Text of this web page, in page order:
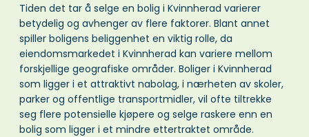
Tiden det tar å selge en bolig i Kvinnherad varierer
betydelig og avhenger av flere faktorer. Blant annet
spiller boligens beliggenhet en viktig rolle, da
eiendomsmarkedet i Kvinnherad kan variere mellom
forskjellige geografiske områder. Boliger i Kvinnherad
som ligger i et attraktivt nabolag, i nærheten av skoler,
parker og offentlige transportmidler, vil ofte tiltrekke
seg flere potensielle kjøpere og selge raskere enn en
bolig som ligger i et mindre ettertraktet område.